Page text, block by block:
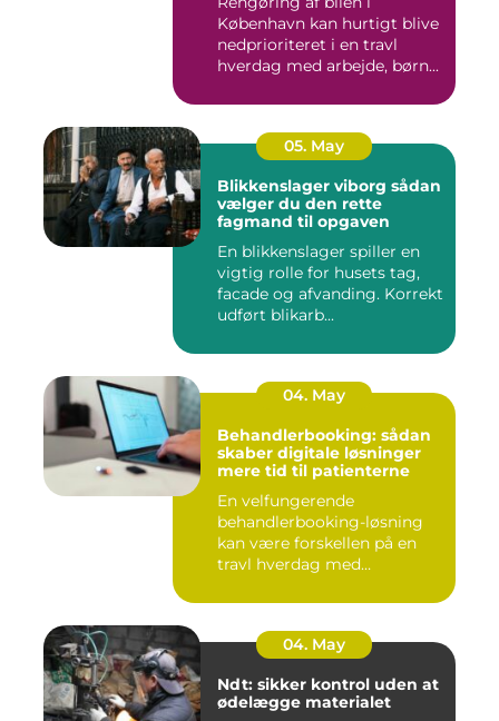
København kan hurtigt blive
nedprioriteret i en travl
hverdag med arbejde, børn...
05. May
Blikkenslager viborg sådan
vælger du den rette
fagmand til opgaven
En blikkenslager spiller en
vigtig rolle for husets tag,
facade og afvanding. Korrekt
udført blikarb...
04. May
Behandlerbooking: sådan
skaber digitale løsninger
mere tid til patienterne
En velfungerende
behandlerbooking-løsning
kan være forskellen på en
travl hverdag med
04. May
Ndt: sikker kontrol uden at
ødelægge materialet